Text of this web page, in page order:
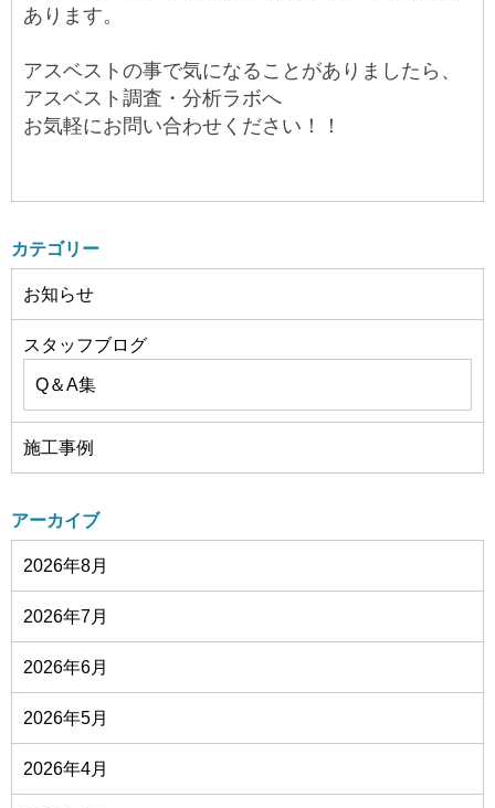
あります。
アスベストの事で気になることがありましたら、
アスベスト調査・分析ラボへ
お気軽にお問い合わせください！！
カテゴリー
お知らせ
スタッフブログ
Q＆A集
施工事例
アーカイブ
2026年8月
2026年7月
2026年6月
2026年5月
2026年4月